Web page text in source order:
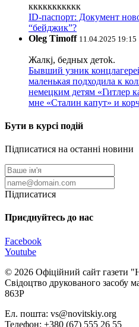
ккккккккккк
ID-паспорт: Документ
“бейджик”?
Oleg Timoff 11.04.2025 19:15
Жалкj, бедных детok.
Бывший узник
маленькая подходила к
немецким детям «Гитлер
мне «Сталин капут» и
Бути в курсі подій
Підписатися на останні новини
Підписатися
Приєднуйтесь до нас
Facebook
Youtube
© 2026 Офіційний сайт газети
Свідоцтво друкованого засобу
863Р
Ел. пошта: vs@novitskiy.org
Телефон: +380 (67) 555 26 55